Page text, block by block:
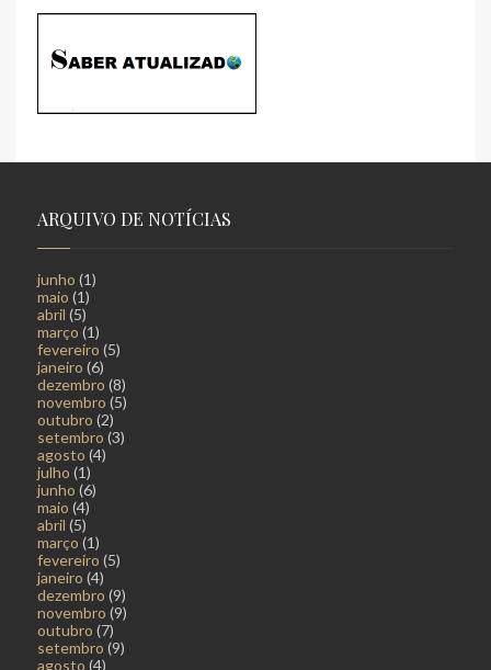
ARQUIVO DE NOTÍCIAS
junho (1)
maio (1)
abril (5)
março (1)
fevereiro (5)
janeiro (6)
dezembro (8)
novembro (5)
outubro (2)
setembro (3)
agosto (4)
julho (1)
junho (6)
maio (4)
abril (5)
março (1)
fevereiro (5)
janeiro (4)
dezembro (9)
novembro (9)
outubro (7)
setembro (9)
agosto (4)